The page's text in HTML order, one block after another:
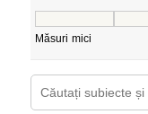
Măsuri mici
Căutați subiecte